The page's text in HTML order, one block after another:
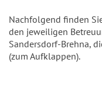
Nachfolgend finden
den jeweiligen
Sandersdorf-Brehna,
(zum Aufklappen).